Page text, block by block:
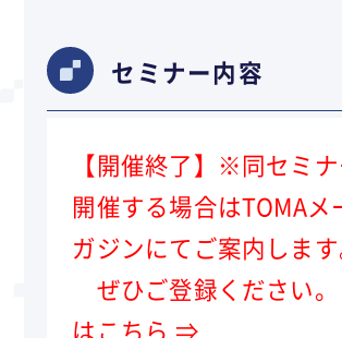
セミナー内容
【開催終了】※同セミ
開催する場合はTOMAメ
ガジンにてご案内します
ぜひご登録ください
はこちら ⇒